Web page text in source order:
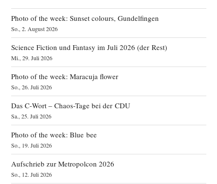
Photo of the week: Sunset colours, Gundelfingen
So., 2. August 2026
Science Fiction und Fantasy im Juli 2026 (der Rest)
Mi., 29. Juli 2026
Photo of the week: Maracuja flower
So., 26. Juli 2026
Das C‑Wort – Chaos-Tage bei der CDU
Sa., 25. Juli 2026
Photo of the week: Blue bee
So., 19. Juli 2026
Aufschrieb zur Metropolcon 2026
So., 12. Juli 2026